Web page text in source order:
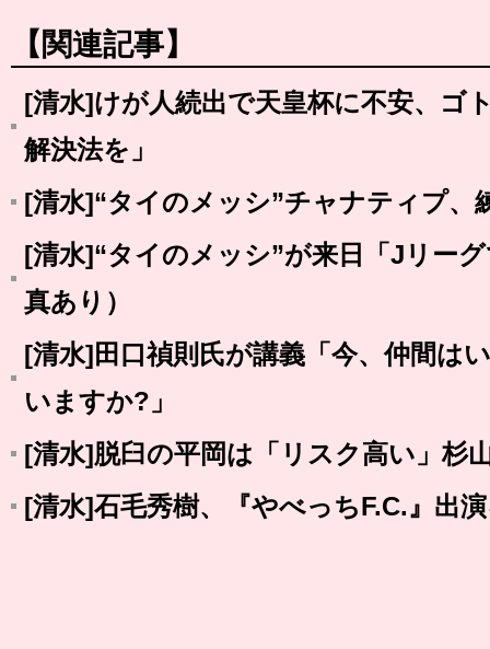
【関連記事】
[清水]けが人続出で天皇杯に不安、ゴ
解決法を」
[清水]“タイのメッシ”チャナティプ、
[清水]“タイのメッシ”が来日「Jリー
真あり）
[清水]田口禎則氏が講義「今、仲間は
いますか?」
[清水]脱臼の平岡は「リスク高い」杉
[清水]石毛秀樹、『やべっちF.C.』出